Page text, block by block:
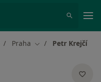
Praha Změna města
Petr Krejčí